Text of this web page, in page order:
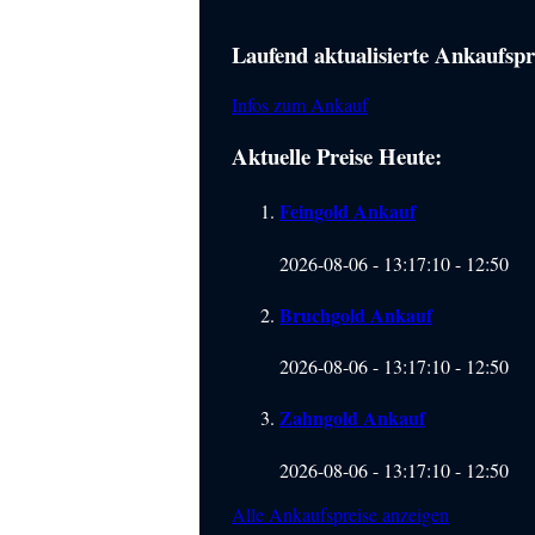
Haupt-
Sidebar
(Primary)
Laufend aktualisierte
Infos zum Ankauf
Aktuelle Preise Heute:
Feingold Ankauf
2026-08-06 - 13:17:10- 12:50
Bruchgold Ankauf
2026-08-06 - 13:17:10- 12:50
Zahngold Ankauf
2026-08-06 - 13:17:10- 12:50
Alle Ankaufspreise anzeigen